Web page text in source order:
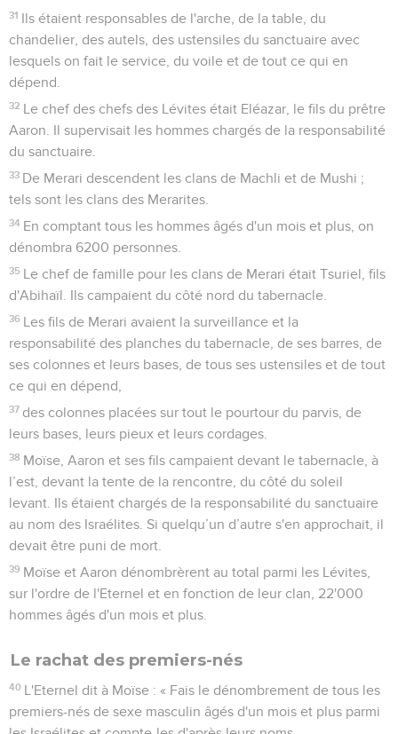
31 Ils étaient responsables de l'arche, de la table, du
chandelier, des autels, des ustensiles du sanctuaire avec
lesquels on fait le service, du voile et de tout ce qui en
dépend.
32 Le chef des chefs des Lévites était Eléazar, le fils du prêtre
Aaron. Il supervisait les hommes chargés de la responsabilité
du sanctuaire.
33 De Merari descendent les clans de Machli et de Mushi ;
tels sont les clans des Merarites.
34 En comptant tous les hommes âgés d'un mois et plus, on
dénombra 6200 personnes.
35 Le chef de famille pour les clans de Merari était Tsuriel, fils
d'Abihaïl. Ils campaient du côté nord du tabernacle.
36 Les fils de Merari avaient la surveillance et la
responsabilité des planches du tabernacle, de ses barres, de
ses colonnes et leurs bases, de tous ses ustensiles et de tout
ce qui en dépend,
37 des colonnes placées sur tout le pourtour du parvis, de
leurs bases, leurs pieux et leurs cordages.
38 Moïse, Aaron et ses fils campaient devant le tabernacle, à
l’est, devant la tente de la rencontre, du côté du soleil
levant. Ils étaient chargés de la responsabilité du sanctuaire
au nom des Israélites. Si quelqu’un d’autre s'en approchait, il
devait être puni de mort.
39 Moïse et Aaron dénombrèrent au total parmi les Lévites,
sur l'ordre de l'Eternel et en fonction de leur clan, 22'000
hommes âgés d'un mois et plus.
Le rachat des premiers-nés
40 L'Eternel dit à Moïse : « Fais le dénombrement de tous les
premiers-nés de sexe masculin âgés d'un mois et plus parmi